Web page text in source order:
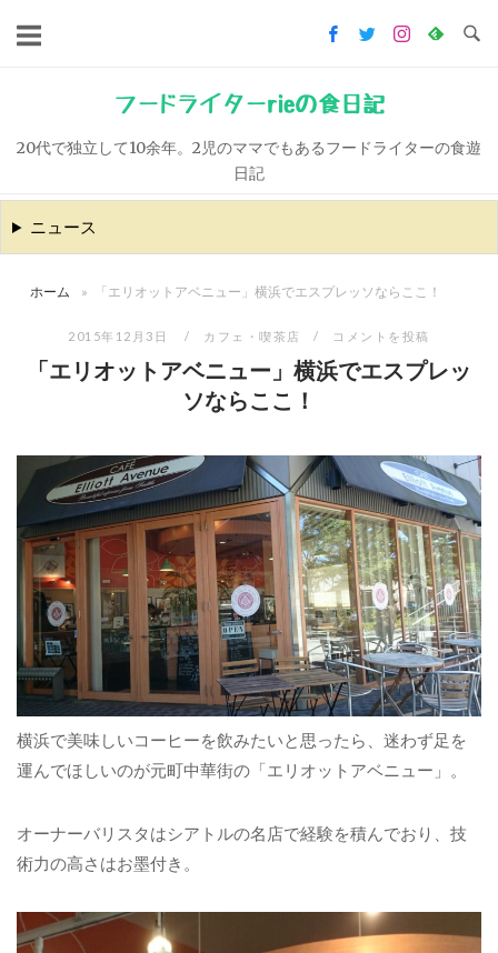
キ
ッ
フードライターrieの食日記
20代で独立して10余年。2児のママでもあるフードライターの食遊
日記
ニュース
ホーム » 「エリオットアベニュー」横浜でエスプレッソならここ！
2015年12月3日 カフェ・喫茶店 コメントを投稿
「エリオットアベニュー」横浜でエスプレッ
ソならここ！
横浜で美味しいコーヒーを飲みたいと思ったら、迷わず足を
運んでほしいのが元町中華街の「エリオットアベニュー」。
オーナーバリスタはシアトルの名店で経験を積んでおり、技
術力の高さはお墨付き。